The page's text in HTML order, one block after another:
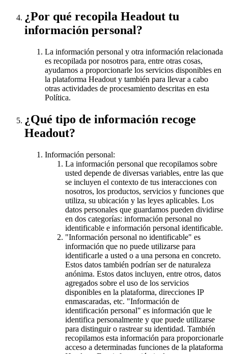
¿Por qué recopila Headout tu
información personal?
La información personal y otra información relacionada
es recopilada por nosotros para, entre otras cosas,
ayudarnos a proporcionarle los servicios disponibles en
la plataforma Headout y también para llevar a cabo
otras actividades de procesamiento descritas en esta
Política.
¿Qué tipo de información recoge
Headout?
Información personal:
La información personal que recopilamos sobre
usted depende de diversas variables, entre las que
se incluyen el contexto de tus interacciones con
nosotros, los productos, servicios y funciones que
utiliza, su ubicación y las leyes aplicables. Los
datos personales que guardamos pueden dividirse
en dos categorías: información personal no
identificable e información personal identificable.
"Información personal no identificable" es
información que no puede utilizarse para
identificarle a usted o a una persona en concreto.
Estos datos también podrían ser de naturaleza
anónima. Estos datos incluyen, entre otros, datos
agregados sobre el uso de los servicios
disponibles en la plataforma, direcciones IP
enmascaradas, etc. "Información de
identificación personal" es información que le
identifica personalmente y que puede utilizarse
para distinguir o rastrear su identidad. También
recopilamos esta información para proporcionarle
acceso a determinadas funciones de la plataforma